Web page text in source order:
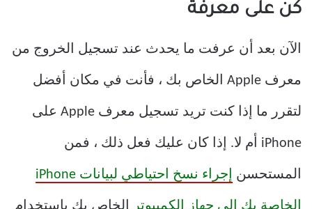
كن على معرفة
الآن بعد أن عرفت ما يحدث عند تسجيل الخروج من
معرف Apple الخاص بك ، فأنت في مكان أفضل
لتقرر ما إذا كنت تريد تسجيل معرف Apple على
iPhone أم لا. إذا كان عليك فعل ذلك ، فمن
المستحسن إجراء نسخ احتياطي لبيانات iPhone